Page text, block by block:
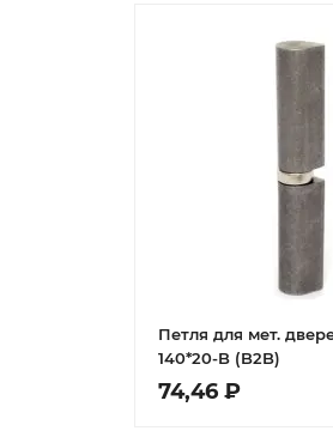
Петля для мет.
140*20-B (B2B)
74,46 ₽